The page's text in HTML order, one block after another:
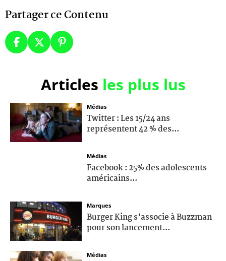
Partager ce Contenu
Articles les plus lus
Médias
Twitter : Les 15/24 ans
représentent 42 % des...
Médias
Facebook : 25% des adolescents
américains...
Marques
Burger King s’associe à Buzzman
pour son lancement...
Médias